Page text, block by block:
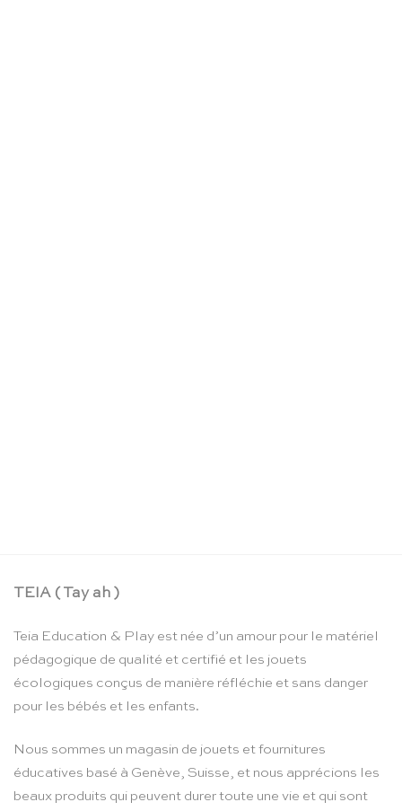
TEIA ( Tay ah )
Teia Education & Play est née d’un amour pour le matériel
pédagogique de qualité et certifié et les jouets
écologiques conçus de manière réfléchie et sans danger
pour les bébés et les enfants.
Nous sommes un magasin de jouets et fournitures
éducatives basé à Genève, Suisse, et nous apprécions les
beaux produits qui peuvent durer toute une vie et qui sont